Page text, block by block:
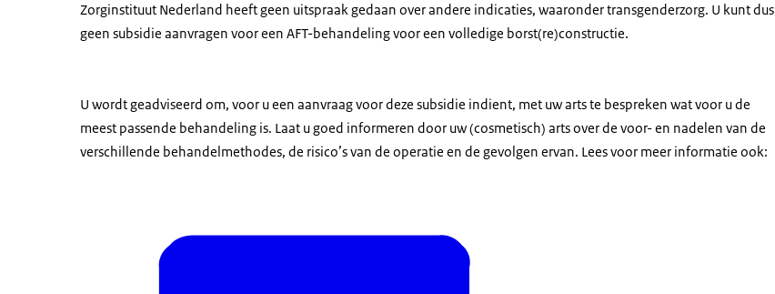
Zorginstituut Nederland heeft geen uitspraak gedaan over andere indicaties, waaronder transgenderzorg. U kunt dus
geen subsidie aanvragen voor een AFT-behandeling voor een volledige borst(re)constructie.
U wordt geadviseerd om, voor u een aanvraag voor deze subsidie indient, met uw arts te bespreken wat voor u de
meest passende behandeling is. Laat u goed informeren door uw (cosmetisch) arts over de voor- en nadelen van de
verschillende behandelmethodes, de risico’s van de operatie en de gevolgen ervan. Lees voor meer informatie ook: